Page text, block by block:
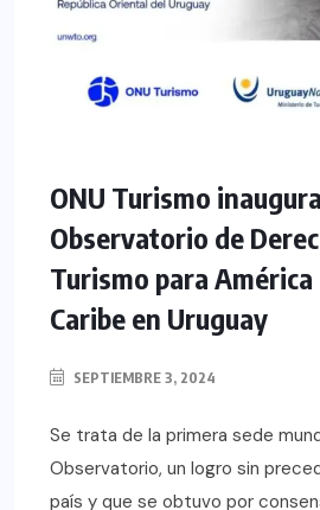
ONU Turismo
Observatorio de
Turismo para
Caribe en Uruguay
SEPTIEMBRE 3, 2024
Se trata de la primera sede
Observatorio, un logro sin
país y que se obtuvo por